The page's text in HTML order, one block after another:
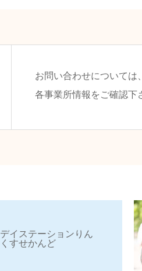
お問い合わせについては
各事業所情報をご確認下
デイステーションりん
くすせかんど